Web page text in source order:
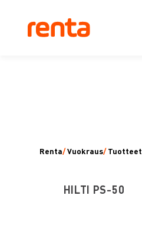
Renta/Vuokraus/ Tuotteet
HILTI PS-50